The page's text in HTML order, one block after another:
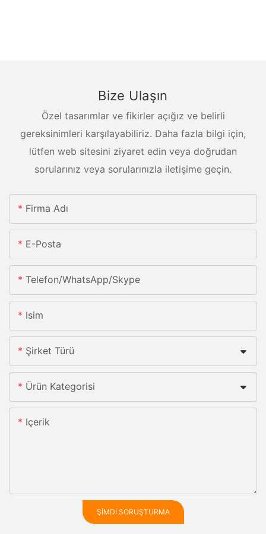
Bize Ulaşın
Özel tasarımlar ve fikirler açığız ve belirli
gereksinimleri karşılayabiliriz. Daha fazla bilgi için,
lütfen web sitesini ziyaret edin veya doğrudan
sorularınız veya sorularınızla iletişime geçin.
Firma Adı
E-Posta
Telefon/whatsApp/skype
Isim
Şirket Türü
Ürün Kategorisi
Içerik
ŞIMDI SORUŞTURMA